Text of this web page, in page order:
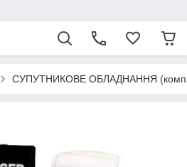
СУПУТНИКОВЕ ОБЛАДНАННЯ